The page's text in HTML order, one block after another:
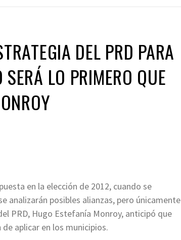
DEL PRD PARA
LO PRIMERO QUE
en la elección de 2012, cuando se
analizarán posibles alianzas, pero únicamente
PRD, Hugo Estefanía Monroy, anticipó que
aplicar en los municipios.